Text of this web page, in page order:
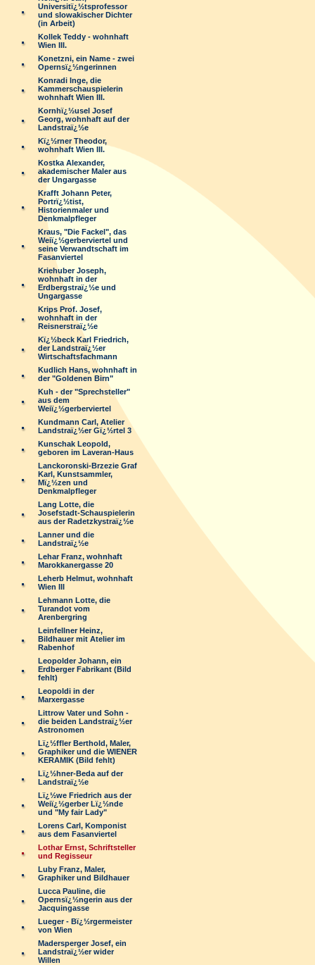
Universitï¿½tsprofessor
und slowakischer Dichter
(in Arbeit)
Kollek Teddy - wohnhaft
Wien III.
Konetzni, ein Name - zwei
Opernsï¿½ngerinnen
Konradi Inge, die
Kammerschauspielerin
wohnhaft Wien III.
Kornhï¿½usel Josef
Georg, wohnhaft auf der
Landstraï¿½e
Kï¿½rner Theodor,
wohnhaft Wien III.
Kostka Alexander,
akademischer Maler aus
der Ungargasse
Krafft Johann Peter,
Portrï¿½tist,
Historienmaler und
Denkmalpfleger
Kraus, "Die Fackel", das
Weiï¿½gerberviertel und
seine Verwandtschaft im
Fasanviertel
Kriehuber Joseph,
wohnhaft in der
Erdbergstraï¿½e und
Ungargasse
Krips Prof. Josef,
wohnhaft in der
Reisnerstraï¿½e
Kï¿½beck Karl Friedrich,
der Landstraï¿½er
Wirtschaftsfachmann
Kudlich Hans, wohnhaft in
der "Goldenen Birn"
Kuh - der "Sprechsteller"
aus dem
Weiï¿½gerberviertel
Kundmann Carl, Atelier
Landstraï¿½er Gï¿½rtel 3
Kunschak Leopold,
geboren im Laveran-Haus
Lanckoronski-Brzezie Graf
Karl, Kunstsammler,
Mï¿½zen und
Denkmalpfleger
Lang Lotte, die
Josefstadt-Schauspielerin
aus der Radetzkystraï¿½e
Lanner und die
Landstraï¿½e
Lehar Franz, wohnhaft
Marokkanergasse 20
Leherb Helmut, wohnhaft
Wien III
Lehmann Lotte, die
Turandot vom
Arenbergring
Leinfellner Heinz,
Bildhauer mit Atelier im
Rabenhof
Leopolder Johann, ein
Erdberger Fabrikant (Bild
fehlt)
Leopoldi in der
Marxergasse
Littrow Vater und Sohn -
die beiden Landstraï¿½er
Astronomen
Lï¿½ffler Berthold, Maler,
Graphiker und die WIENER
KERAMIK (Bild fehlt)
Lï¿½hner-Beda auf der
Landstraï¿½e
Lï¿½we Friedrich aus der
Weiï¿½gerber Lï¿½nde
und "My fair Lady"
Lorens Carl, Komponist
aus dem Fasanviertel
Lothar Ernst, Schriftsteller
und Regisseur
Luby Franz, Maler,
Graphiker und Bildhauer
Lucca Pauline, die
Opernsï¿½ngerin aus der
Jacquingasse
Lueger - Bï¿½rgermeister
von Wien
Madersperger Josef, ein
Landstraï¿½er wider
Willen